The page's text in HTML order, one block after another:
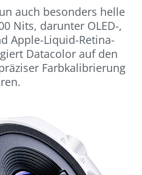
auch besonders helle
Nits, darunter OLED-,
Apple-Liquid-Retina-
Datacolor auf den
Farbkalibrierung